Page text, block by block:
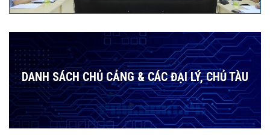
DANH SÁCH CHỦ CẢNG & CÁC ĐẠI LÝ, CHỦ TÀU